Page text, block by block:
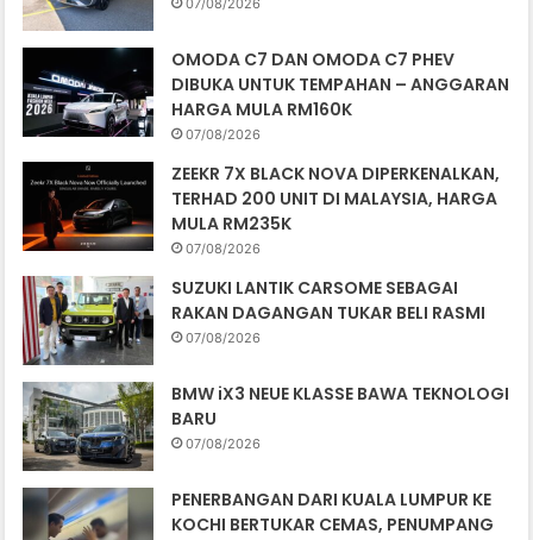
07/08/2026
OMODA C7 DAN OMODA C7 PHEV
DIBUKA UNTUK TEMPAHAN – ANGGARAN
HARGA MULA RM160K
07/08/2026
ZEEKR 7X BLACK NOVA DIPERKENALKAN,
TERHAD 200 UNIT DI MALAYSIA, HARGA
MULA RM235K
07/08/2026
SUZUKI LANTIK CARSOME SEBAGAI
RAKAN DAGANGAN TUKAR BELI RASMI
07/08/2026
BMW iX3 NEUE KLASSE BAWA TEKNOLOGI
BARU
07/08/2026
PENERBANGAN DARI KUALA LUMPUR KE
KOCHI BERTUKAR CEMAS, PENUMPANG